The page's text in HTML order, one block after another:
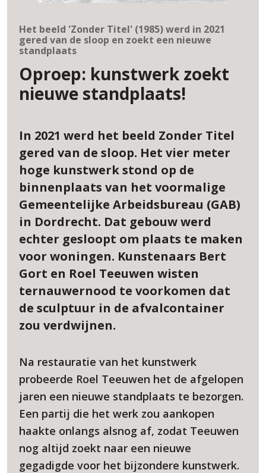
Het beeld 'Zonder Titel' (1985) werd in 2021
gered van de sloop en zoekt een nieuwe
standplaats
Oproep: kunstwerk zoekt
nieuwe standplaats!
In 2021 werd het beeld Zonder Titel
gered van de sloop. Het vier meter
hoge kunstwerk stond op de
binnenplaats van het voormalige
Gemeentelijke Arbeidsbureau (GAB)
in Dordrecht. Dat gebouw werd
echter gesloopt om plaats te maken
voor woningen. Kunstenaars Bert
Gort en Roel Teeuwen wisten
ternauwernood te voorkomen dat
de sculptuur in de afvalcontainer
zou verdwijnen.
Na restauratie van het kunstwerk
probeerde Roel Teeuwen het de afgelopen
jaren een nieuwe standplaats te bezorgen.
Een partij die het werk zou aankopen
haakte onlangs alsnog af, zodat Teeuwen
nog altijd zoekt naar een nieuwe
gegadigde voor het bijzondere kunstwerk.